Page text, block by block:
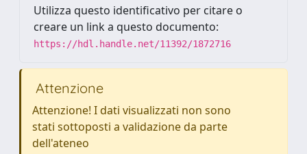
Utilizza questo identificativo per citare o
creare un link a questo documento:
https://hdl.handle.net/11392/1872716
Attenzione
Attenzione! I dati visualizzati non sono
stati sottoposti a validazione da parte
dell'ateneo